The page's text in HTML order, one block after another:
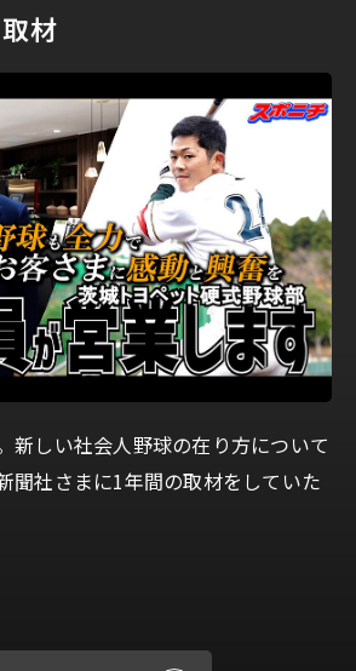
材
新しい社会人野球の在り方について
聞社さまに1年間の取材をしていた